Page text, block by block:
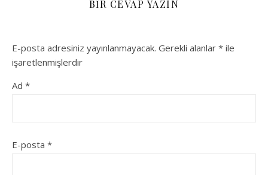
BIR CEVAP YAZIN
E-posta adresiniz yayınlanmayacak. Gerekli alanlar * ile
işaretlenmişlerdir
Ad *
E-posta *